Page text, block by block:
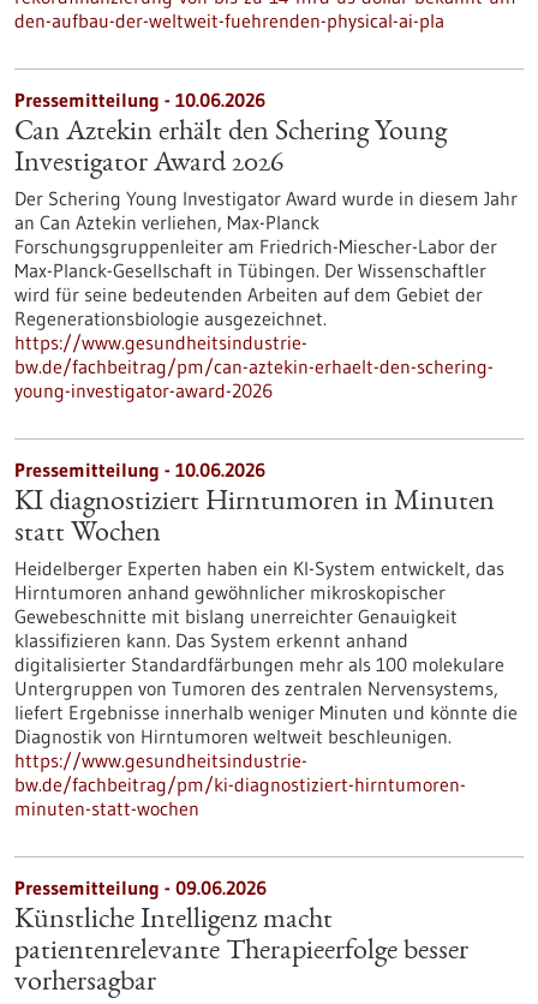
den-aufbau-der-weltweit-fuehrenden-physical-ai-pla
Pressemitteilung - 10.06.2026
Can Aztekin erhält den Schering Young
Investigator Award 2026
Der Schering Young Investigator Award wurde in diesem Jahr
an Can Aztekin verliehen, Max-Planck
Forschungsgruppenleiter am Friedrich-Miescher-Labor der
Max-Planck-Gesellschaft in Tübingen. Der Wissenschaftler
wird für seine bedeutenden Arbeiten auf dem Gebiet der
Regenerationsbiologie ausgezeichnet.
https://www.gesundheitsindustrie-
bw.de/fachbeitrag/pm/can-aztekin-erhaelt-den-schering-
young-investigator-award-2026
Pressemitteilung - 10.06.2026
KI diagnostiziert Hirntumoren in Minuten
statt Wochen
Heidelberger Experten haben ein KI-System entwickelt, das
Hirntumoren anhand gewöhnlicher mikroskopischer
Gewebeschnitte mit bislang unerreichter Genauigkeit
klassifizieren kann. Das System erkennt anhand
digitalisierter Standardfärbungen mehr als 100 molekulare
Untergruppen von Tumoren des zentralen Nervensystems,
liefert Ergebnisse innerhalb weniger Minuten und könnte die
Diagnostik von Hirntumoren weltweit beschleunigen.
https://www.gesundheitsindustrie-
bw.de/fachbeitrag/pm/ki-diagnostiziert-hirntumoren-
minuten-statt-wochen
Pressemitteilung - 09.06.2026
Künstliche Intelligenz macht
patientenrelevante Therapieerfolge besser
vorhersagbar